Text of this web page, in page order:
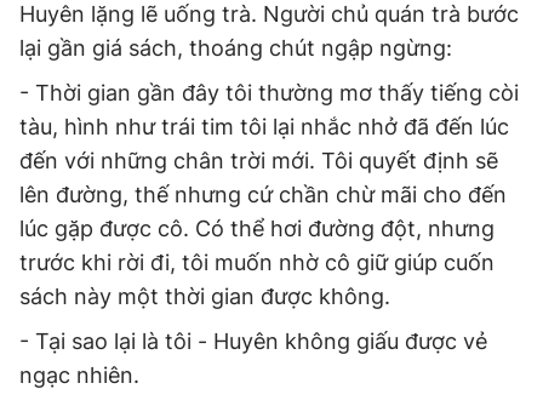
Huyên lặng lẽ uống trà. Người chủ quán trà bước
lại gần giá sách, thoáng chút ngập ngừng:
- Thời gian gần đây tôi thường mơ thấy tiếng còi
tàu, hình như trái tim tôi lại nhắc nhở đã đến lúc
đến với những chân trời mới. Tôi quyết định sẽ
lên đường, thế nhưng cứ chần chừ mãi cho đến
lúc gặp được cô. Có thể hơi đường đột, nhưng
trước khi rời đi, tôi muốn nhờ cô giữ giúp cuốn
sách này một thời gian được không.
- Tại sao lại là tôi - Huyên không giấu được vẻ
ngạc nhiên.